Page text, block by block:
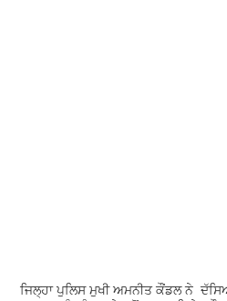
ਜਿਲ੍ਹਾ ਪੁਲਿਸ ਮੁਖੀ ਅਮਨੀਤ ਕੌਂਡਲ ਨੇ